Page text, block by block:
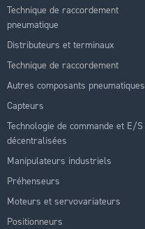
Technique de raccordement
pneumatique
Distributeurs et terminaux
Technique de raccordement
Autres composants pneumatiques
Capteurs
Technologie de commande et E/S
décentralisées
Manipulateurs industriels
Préhenseurs
Moteurs et servovariateurs
Positionneurs